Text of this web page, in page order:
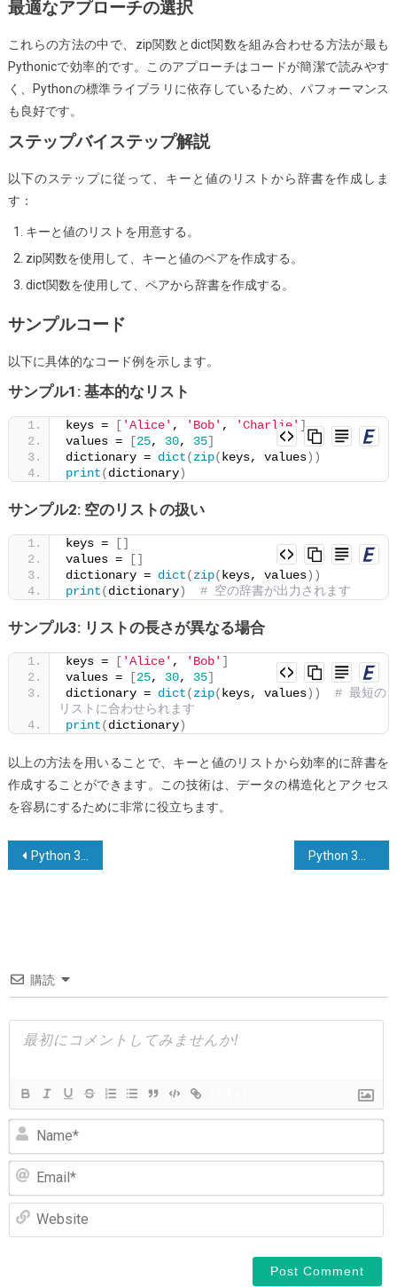
最適なアプローチの選択
これらの方法の中で、zip関数とdict関数を組み合わせる方法が最も
Pythonicで効率的です。このアプローチはコードが簡潔で読みやす
く、Pythonの標準ライブラリに依存しているため、パフォーマンス
も良好です。
ステップバイステップ解説
以下のステップに従って、キーと値のリストから辞書を作成しま
す：
キーと値のリストを用意する。
zip関数を使用して、キーと値のペアを作成する。
dict関数を使用して、ペアから辞書を作成する。
サンプルコード
以下に具体的なコード例を示します。
サンプル1: 基本的なリスト
keys = [ 'Alice' , 'Bob' , 'Charlie' ]
values =
[25, 30, 35]
dictionary = dict(zip( keys, values))
print(dictionary)
サンプル2: 空のリストの扱い
keys =
[]
values =
[]
dictionary = dict(zip( keys, values))
print(dictionary) # 空の辞書が出力されます
サンプル3: リストの長さが異なる場合
keys = [ 'Alice' , 'Bob' ]
values =
[25, 30, 35]
dictionary = dict(zip( keys, values))
# 最短の
リストに合わせられます
print(dictionary)
以上の方法を用いることで、キーと値のリストから効率的に辞書を
作成することができます。この技術は、データの構造化とアクセス
を容易にするために非常に役立ちます。
投
ー
シ
ョ
Python 3 でファイルに追記する方法
購読